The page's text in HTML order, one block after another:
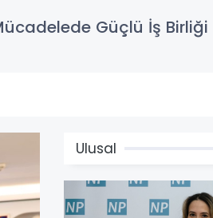
Güçlü İş Birliği
Ulusal